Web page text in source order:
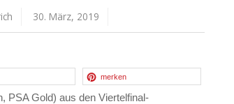
30. März, 2019
merken
PSA Gold) aus den Viertelfinal-